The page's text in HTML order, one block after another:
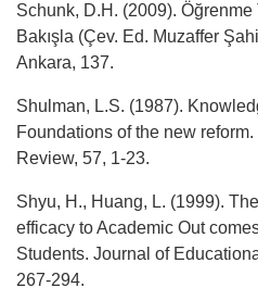
Schunk, D.H. (2009).
Bakışla (Çev. Ed. Muzaffer
Ankara, 137.
Shulman, L.S. (1987).
Foundations of the new
Review, 57, 1-23.
Shyu, H., Huang, L. (1999).
efficacy to Academic Out
Students. Journal of
267-294.